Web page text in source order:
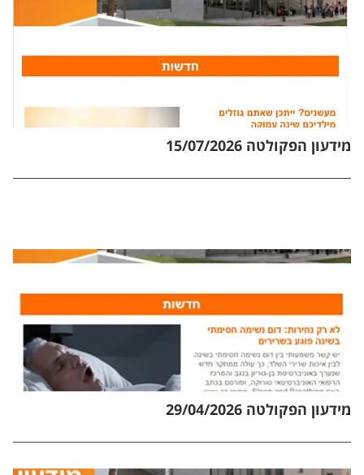
מידעון הפקולטה 15/07/2026
מידעון הפקולטה 29/04/2026